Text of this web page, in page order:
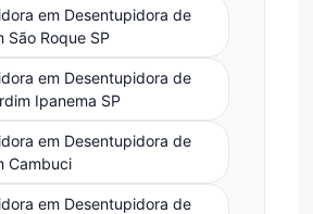
em Desentupidora de
São Roque SP
em Desentupidora de
Ipanema SP
em Desentupidora de
Cambuci
em Desentupidora de